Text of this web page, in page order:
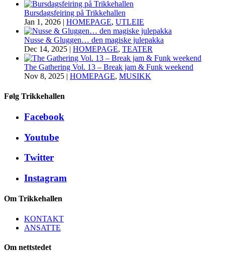
Bursdagsfeiring på Trikkehallen
Jan 1, 2026 | HOMEPAGE, UTLEIE
Nusse & Gluggen… den magiske julepakka
Dec 14, 2025 | HOMEPAGE, TEATER
The Gathering Vol. 13 – Break jam & Funk weekend
Nov 8, 2025 | HOMEPAGE, MUSIKK
Følg Trikkehallen
Facebook
Youtube
Twitter
Instagram
Om Trikkehallen
KONTAKT
ANSATTE
Om nettstedet